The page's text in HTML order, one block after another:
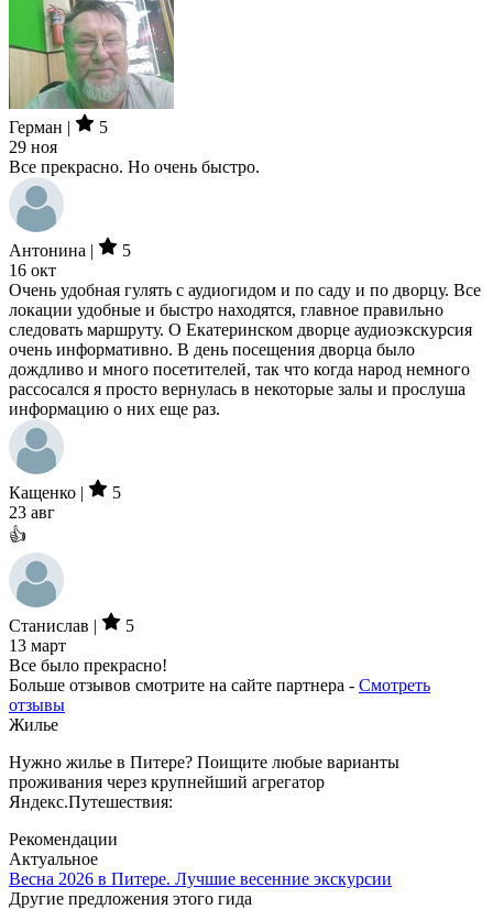
Герман |
5
29 ноя
Все прекрасно. Но очень быстро.
Антонина |
5
16 окт
Очень удобная гулять с аудиогидом и по саду и по дворцу. Все
локации удобные и быстро находятся, главное правильно
следовать маршруту. О Екатеринском дворце аудиоэкскурсия
очень информативно. В день посещения дворца было
дождливо и много посетителей, так что когда народ немного
рассосался я просто вернулась в некоторые залы и прослуша
информацию о них еще раз.
Кащенко |
5
23 авг
👍
Станислав |
5
13 март
Все было прекрасно!
Больше отзывов смотрите на сайте партнера - Смотреть
отзывы
Жилье
Нужно жилье в Питере? Поищите любые варианты
проживания через крупнейший агрегатор
Яндекс.Путешествия:
Рекомендации
Актуальное
Весна 2026 в Питере. Лучшие весенние экскурсии
Другие предложения этого гида